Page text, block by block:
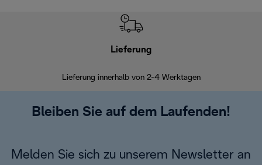
Lieferung
Lieferung innerhalb von 2-4 Werktagen
Bleiben Sie auf dem Laufenden!
Melden Sie sich zu unserem Newsletter an